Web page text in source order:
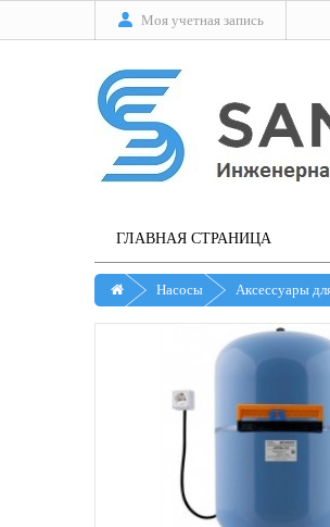
Моя учетная запись
ГЛАВНАЯ СТРАНИЦА
Насосы Аксессуары